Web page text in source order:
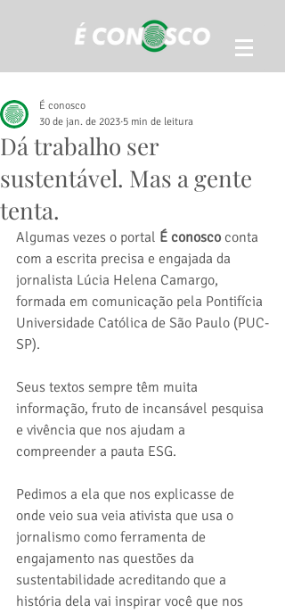
Dá trabalho ser
sustentável. Mas a gente
tenta.
É conosco
30 de jan. de 2023 5 min de leitura
Algumas vezes o portal É conosco conta
com a escrita precisa e engajada da
jornalista Lúcia Helena Camargo,
formada em comunicação pela Pontifícia
Universidade Católica de São Paulo (PUC-
SP).
Seus textos sempre têm muita
informação, fruto de incansável pesquisa
e vivência que nos ajudam a
compreender a pauta ESG.
Pedimos a ela que nos explicasse de
onde veio sua veia ativista que usa o
jornalismo como ferramenta de
engajamento nas questões da
sustentabilidade acreditando que a
história dela vai inspirar você que nos